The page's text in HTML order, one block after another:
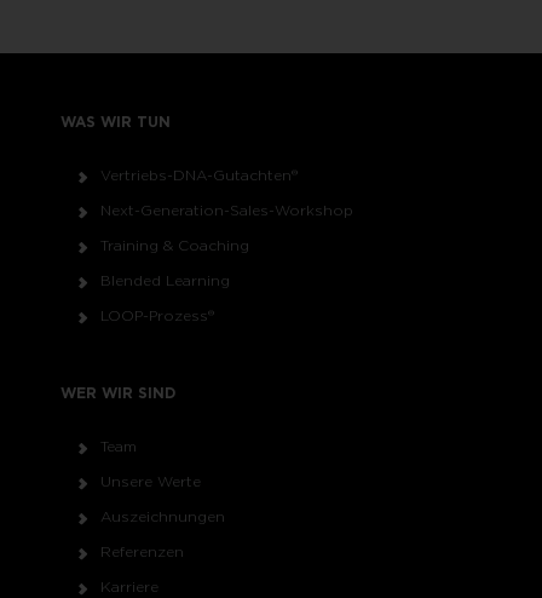
WAS WIR TUN
Vertriebs-DNA-Gutachten®
Next-Generation-Sales-Workshop
Training & Coaching
Blended Learning
LOOP-Prozess®
WER WIR SIND
Team
Unsere Werte
Auszeichnungen
Referenzen
Karriere